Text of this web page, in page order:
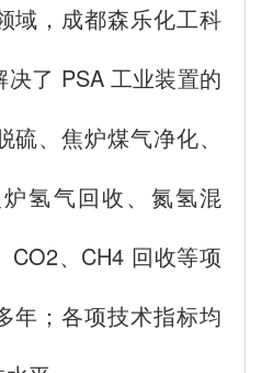
域，成都森乐化工科
了 PSA 工业装置的
、焦炉煤气净化、
氢气回收、氮氢混
CO2、CH4 回收等项
年；各项技术指标均